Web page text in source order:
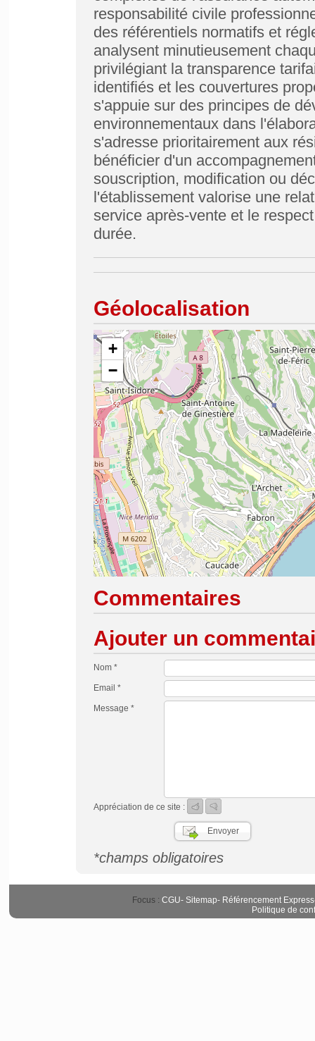
responsabilité civile
des référentiels normatifs et
analysent minutieusement
privilégiant la transparence
identifiés et les couvertures
s'appuie sur des principes de
environnementaux dans
s'adresse prioritairement aux
bénéficier d'un
souscription, modification ou
l'établissement valorise une
service après-vente et le
durée.
Géolocalisation
+
−
Commentaires
Ajouter un
Nom *
Email *
Message *
Appréciation de ce site :
*champs obligatoires
Focus : CGU- Sitemap- Référencement Express
Politique de